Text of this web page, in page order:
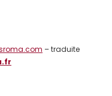
– traduite